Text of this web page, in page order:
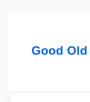
Good Old